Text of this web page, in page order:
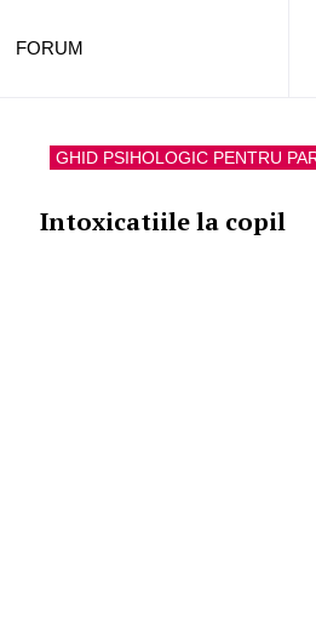
GHID PSIHOLOGIC PENTRU
Intoxicatiile la copil
FORUM